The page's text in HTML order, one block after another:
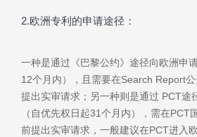
2.欧洲专利的申请途径：
一种是通过《巴黎公约》途径向欧洲申
12个月内），且需要在Search Report
提出实审请求；另一种则是通过 PCT途
（自优先权日起31个月内），需在PCT
前提出实审请求，一般建议在PCT进入